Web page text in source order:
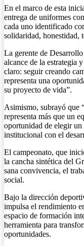
En el marco de esta
entrega de uniformes
cada uno identificado
solidaridad, honestidad,
La gerente de
alcance de la estrategia
claro: seguir creando
representa una
su proyecto de vida”.
Asimismo, subrayó que
representa más que un
oportunidad de elegir
institucional con el
El campeonato, que
la cancha sintética del
sana convivencia, el
social.
Bajo la dirección
impulsa el rendimiento
espacio de formación
herramienta para
oportunidades.